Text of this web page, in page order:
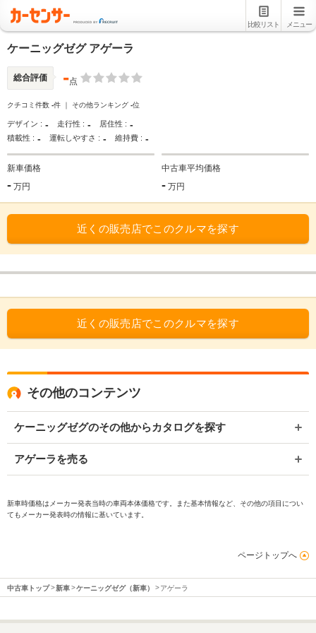
比較リスト メニュー
ケーニッグゼグ アゲーラ
総合評価 -点
クチコミ件数 -件 ｜ その他ランキング -位
デザイン : - 走行性 : - 居住性 : -
積載性 : - 運転しやすさ : - 維持費 : -
新車価格
- 万円
中古車平均価格
- 万円
近くの販売店でこのクルマを探す
近くの販売店でこのクルマを探す
その他のコンテンツ
ケーニッグゼグのその他からカタログを探す
アゲーラを売る
新車時価格はメーカー発表当時の車両本体価格です。また基本情報など、その他の項目につい
てもメーカー発表時の情報に基いています。
ページトップへ
中古車トップ 新車 ケーニッグゼグ（新車） アゲーラ